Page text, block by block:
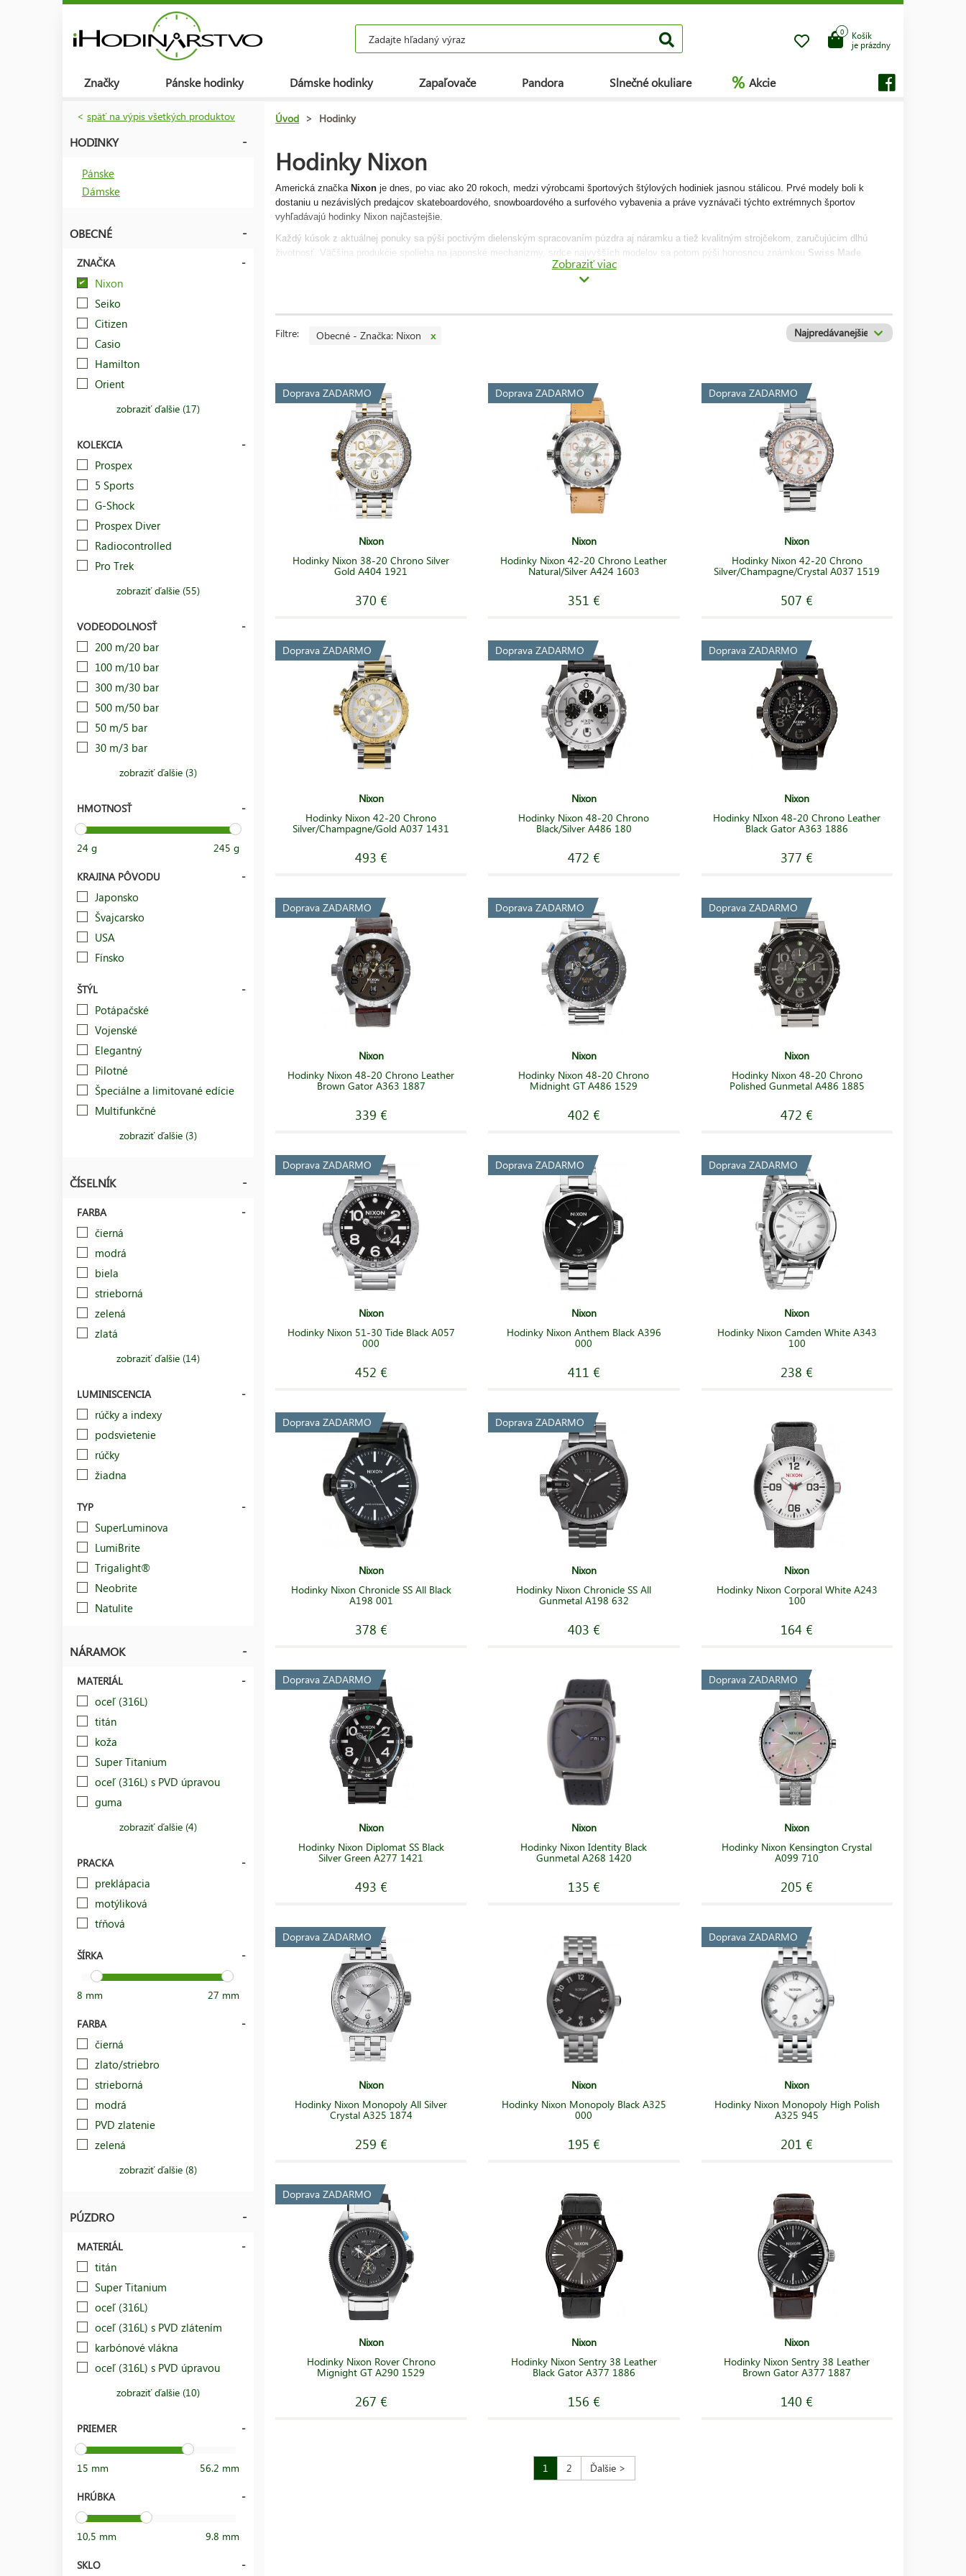
Košík
je prázdny
0
Značky Pánske hodinky Dámske hodinky Zapaľovače Pandora Slnečné okuliare % Akcie
< späť na výpis všetkých produktov
HODINKY
Pánske
Dámske
OBECNÉ
ZNAČKA
Nixon
Seiko
Citizen
Casio
Hamilton
Orient
zobraziť ďalšie (17)
KOLEKCIA
Prospex
5 Sports
G-Shock
Prospex Diver
Radiocontrolled
Pro Trek
zobraziť ďalšie (55)
VODEODOLNOSŤ
200 m/20 bar
100 m/10 bar
300 m/30 bar
500 m/50 bar
50 m/5 bar
30 m/3 bar
zobraziť ďalšie (3)
HMOTNOSŤ
24 g 245 g
KRAJINA PÔVODU
Japonsko
Švajcarsko
USA
Fínsko
ŠTÝL
Potápačské
Vojenské
Elegantný
Pilotné
Špeciálne a limitované edície
Multifunkčné
zobraziť ďalšie (3)
ČÍSELNÍK
FARBA
čierná
modrá
biela
strieborná
zelená
zlatá
zobraziť ďalšie (14)
LUMINISCENCIA
rúčky a indexy
podsvietenie
rúčky
žiadna
TYP
SuperLuminova
LumiBrite
Trigalight®
Neobrite
Natulite
NÁRAMOK
MATERIÁL
oceľ (316L)
titán
koža
Super Titanium
oceľ (316L) s PVD úpravou
guma
zobraziť ďalšie (4)
PRACKA
preklápacia
motýliková
tŕňová
ŠÍRKA
8 mm 27 mm
FARBA
čierná
zlato/striebro
strieborná
modrá
PVD zlatenie
zelená
zobraziť ďalšie (8)
PÚZDRO
MATERIÁL
titán
Super Titanium
oceľ (316L)
oceľ (316L) s PVD zlátením
karbónové vlákna
oceľ (316L) s PVD úpravou
zobraziť ďalšie (10)
PRIEMER
15 mm 56.2 mm
HRÚBKA
10,5 mm 9.8 mm
SKLO
Úvod > Hodinky
Hodinky Nixon
Americká značkaNixonje dnes, po viac ako 20 rokoch, medzi výrobcami športových štýlových hodiniek jasnou stálicou. Prvé modely boli k
dostaniu u nezávislých predajcov skateboardového, snowboardového a surfového vybavenia a práve vyznávači týchto extrémnych športov
vyhľadávajú hodinky Nixon najčastejšie.
Každý kúsok z aktuálnej ponuky sa pýši poctivým dielenským spracovaním púzdra aj náramku a tiež kvalitným strojčekom, zaručujúcim dlhú
životnosť. Väčšina produkcie spolieha na japonské mechanizmy, srdce najvyšších modelov sa potom pýši honosn ou známkou Swiss Made
Zobraziť viac
Filtre: Obecné - Značka: Nixon x
Doprava ZADARMO
Nixon
Hodinky Nixon 38-20 Chrono Silver
Gold A404 1921
370 €
Doprava ZADARMO
Nixon
Hodinky Nixon 42-20 Chrono Leather
Natural/Silver A424 1603
351 €
Doprava ZADARMO
Nixon
Hodinky Nixon 42-20 Chrono
Silver/Champagne/Crystal A037 1519
507 €
Doprava ZADARMO
Nixon
Hodinky Nixon 42-20 Chrono
Silver/Champagne/Gold A037 1431
493 €
Doprava ZADARMO
Nixon
Hodinky Nixon 48-20 Chrono
Black/Silver A486 180
472 €
Doprava ZADARMO
Nixon
Hodinky NIxon 48-20 Chrono Leather
Black Gator A363 1886
377 €
Doprava ZADARMO
Nixon
Hodinky Nixon 48-20 Chrono Leather
Brown Gator A363 1887
339 €
Doprava ZADARMO
Nixon
Hodinky Nixon 48-20 Chrono
Midnight GT A486 1529
402 €
Doprava ZADARMO
Nixon
Hodinky Nixon 48-20 Chrono
Polished Gunmetal A486 1885
472 €
Doprava ZADARMO
Nixon
Hodinky Nixon 51-30 Tide Black A057
000
452 €
Doprava ZADARMO
Nixon
Hodinky Nixon Anthem Black A396
000
411 €
Doprava ZADARMO
Nixon
Hodinky Nixon Camden White A343
100
238 €
Doprava ZADARMO
Nixon
Hodinky Nixon Chronicle SS All Black
A198 001
378 €
Doprava ZADARMO
Nixon
Hodinky Nixon Chronicle SS All
Gunmetal A198 632
403 €
Nixon
Hodinky Nixon Corporal White A243
100
164 €
Doprava ZADARMO
Nixon
Hodinky Nixon Diplomat SS Black
Silver Green A277 1421
493 €
Nixon
Hodinky Nixon Identity Black
Gunmetal A268 1420
135 €
Doprava ZADARMO
Nixon
Hodinky Nixon Kensington Crystal
A099 710
205 €
Doprava ZADARMO
Nixon
Hodinky Nixon Monopoly All Silver
Crystal A325 1874
259 €
Nixon
Hodinky Nixon Monopoly Black A325
000
195 €
Doprava ZADARMO
Nixon
Hodinky Nixon Monopoly High Polish
A325 945
201 €
Doprava ZADARMO
Nixon
Hodinky Nixon Rover Chrono
Mignight GT A290 1529
267 €
Nixon
Hodinky Nixon Sentry 38 Leather
Black Gator A377 1886
156 €
Nixon
Hodinky Nixon Sentry 38 Leather
Brown Gator A377 1887
140 €
1 2 Ďalšie >